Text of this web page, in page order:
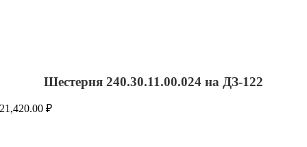
Шестерня 240.30.11.00.024 на ДЗ-122
21,420.00₽